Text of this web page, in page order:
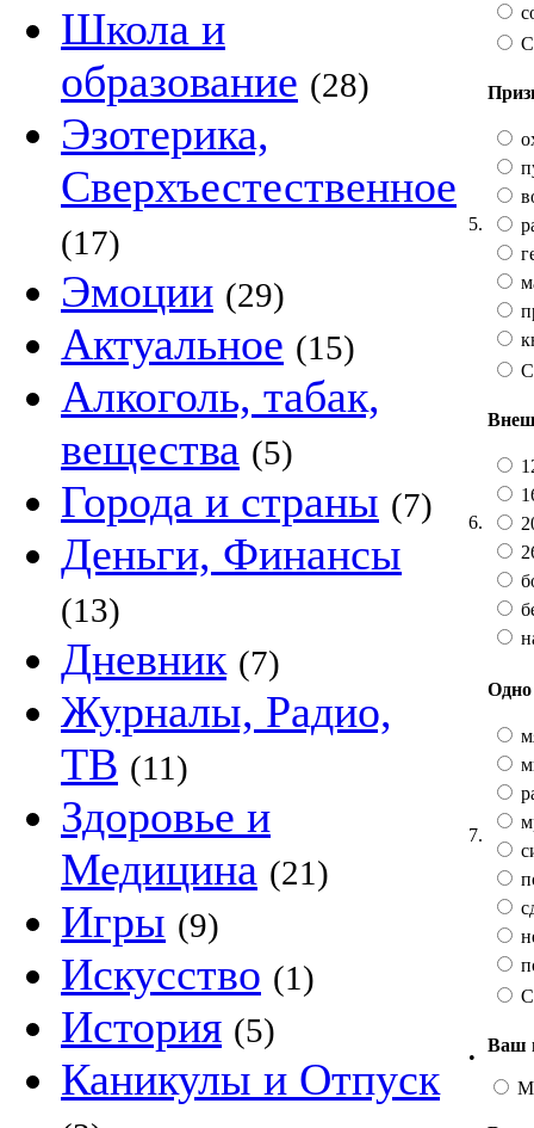
Школа и
образование (28)
Эзотерика,
Сверхъестественное
(17)
Эмоции (29)
Актуальное (15)
Алкоголь, табак,
вещества (5)
Города и страны (7)
Деньги, Финансы
(13)
Дневник (7)
Журналы, Радио,
ТВ (11)
Здоровье и
Медицина (21)
Игры (9)
Искусство (1)
История (5)
Каникулы и Отпуск
5.
6.
7.
•
Ваш